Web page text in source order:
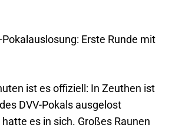
Pokalauslosung: Erste Runde mit
ist es offiziell: In Zeuthen ist
DVV-Pokals ausgelost
es in sich. Großes Raunen